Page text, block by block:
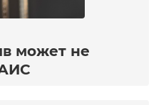
может не